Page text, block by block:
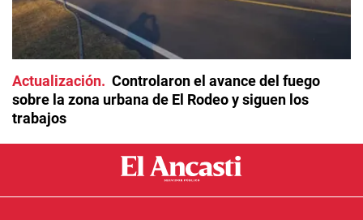
Actualización
Controlaron el avance del fuego
sobre la zona urbana de El Rodeo y siguen los
trabajos